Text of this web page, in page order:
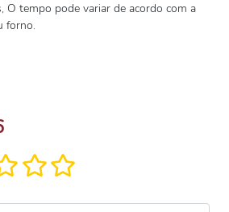
O tempo pode variar de acordo com a
forno.